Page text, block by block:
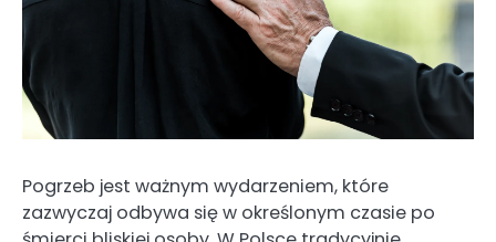
Pogrzeb jest ważnym wydarzeniem, które
zazwyczaj odbywa się w określonym czasie po